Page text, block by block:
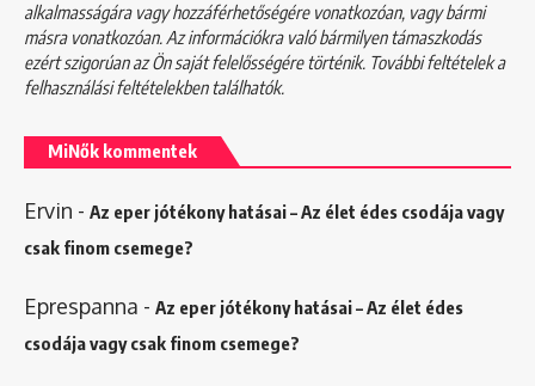
alkalmasságára vagy hozzáférhetőségére vonatkozóan, vagy bármi
másra vonatkozóan. Az információkra való bármilyen támaszkodás
ezért szigorúan az Ön saját felelősségére történik. További feltételek a
felhasználási feltételekbentalálhatók.
MiNők kommentek
Ervin - Az eper jótékony hatásai – Az élet édes csodája vagy
csak finom csemege?
Eprespanna - Az eper jótékony hatásai – Az élet édes
csodája vagy csak finom csemege?